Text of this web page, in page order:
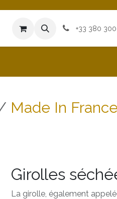
Blog +33 380 300
Made In France
Girolles
La girolle, également